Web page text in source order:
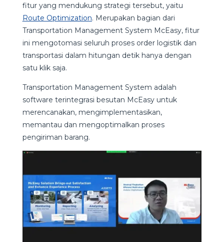
fitur yang mendukung strategi tersebut, yaitu
Route Optimization. Merupakan bagian dari
Transportation Management System McEasy, fitur
ini mengotomasi seluruh proses order logistik dan
transportasi dalam hitungan detik hanya dengan
satu klik saja.
Transportation Management System adalah
software terintegrasi besutan McEasy untuk
merencanakan, mengimplementasikan,
memantau dan mengoptimalkan proses
pengiriman barang.